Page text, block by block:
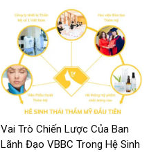
Vai Trò Chiến Lược Của Ban
Lãnh Đạo VBBC Trong Hệ Sinh